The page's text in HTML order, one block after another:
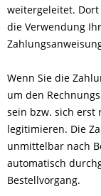
weitergeleitet.
die Verwendung
Wenn Sie die
um den
sein bzw. sich erst
legitimieren. Die
unmittelbar nach
automatisch
Bestellvorgang.